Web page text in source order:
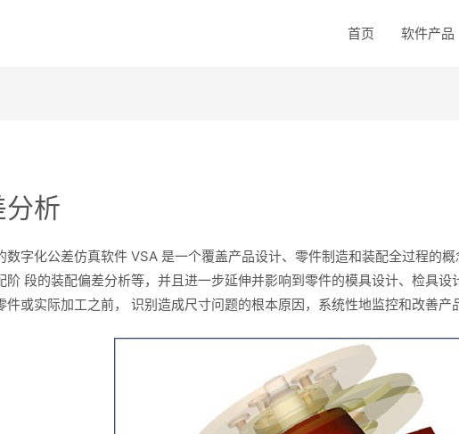
首页 软件产品
分析
数字化公差仿真软件 VSA 是一个覆盖产品设计、零件制造和装配全过程的
阶 段的装配偏差分析等，并且进一步延伸并影响到零件的模具设计、检具
件或实际加工之前， 识别造成尺寸问题的根本原因，系统性地监控和改善产